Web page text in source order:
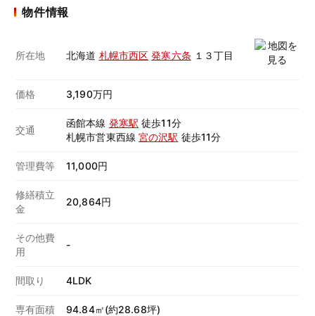
物件情報
所在地 北海道 札幌市西区 発寒六条 １３丁目
価格 3,190万円
交通
函館本線 発寒駅 徒歩11分
札幌市営東西線 宮の沢駅 徒歩11分
管理費等 11,000円
修繕積立
金
20,864円
その他費
用
-
間取り 4LDK
専有面積 94.84㎡(約28.68坪)